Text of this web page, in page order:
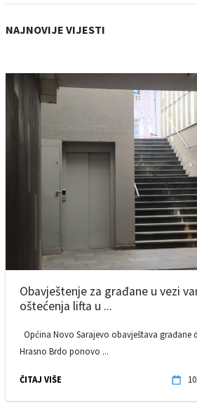
NAJNOVIJE VIJESTI
Obavještenje za građane u vezi
oštećenja lifta u ...
Općina Novo Sarajevo obavještava građane
Hrasno Brdo ponovo ...
ČITAJ VIŠE